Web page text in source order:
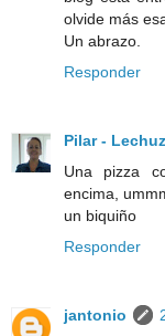
olvide más
Un abrazo.
Responder
Pilar -
Una pizza
encima,
un biquiño
Responder
jantonio